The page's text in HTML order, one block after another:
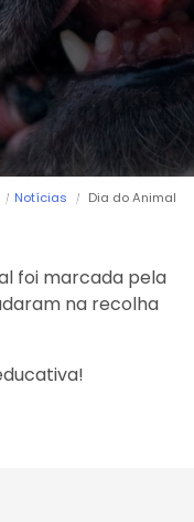
Notícias Dia do Animal
foi marcada pela
na recolha